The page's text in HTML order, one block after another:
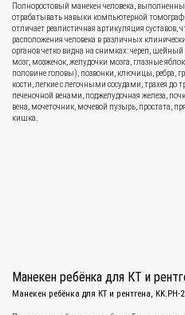
Полноростовый манекен человека,
отрабатывать навыки компьютерной
отличает реалистичная артикуляция суставов,
расположения человека в различных
органов четко видна на снимках: череп,
мозг, мозжечок, желудочки мозга, глазные
половине головы), позвонки, ключицы, ребра,
кости, легкие с легочными сосудами, трахея до
печеночной венами, поджелудочная железа,
вена, мочеточник, мочевой пузырь, простата,
кишка.
Манекен ребёнка для КТ и
Манекен ребёнка для КТ и рентгена, KK.PH-